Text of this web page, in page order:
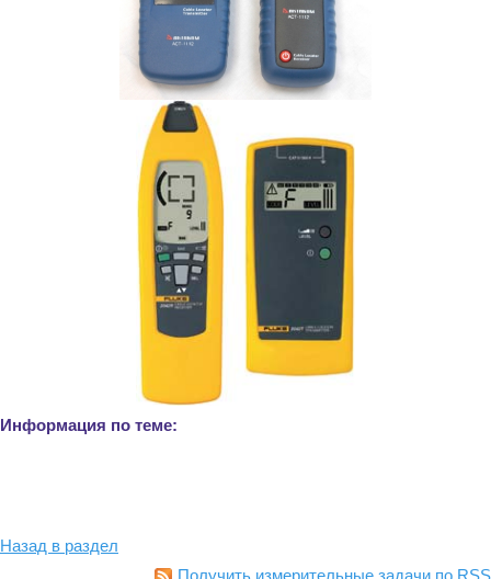
Информация по теме:
Назад в раздел
Получить измерительные задачи по RSS